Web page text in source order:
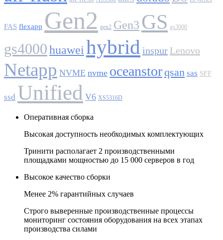
FAS flexapp Gen2 gen2 Gen3 GS gs3000
gs4000huawei hybrid inspur Lenovo
Netapp NVME nvme oceanstorqsan sas SFF
ssd Unified V6 XS5316D
Оперативная сборка
Высокая доступность необходимых комплектующих
Тринити располагает 2 производственными
площадками мощностью до 15 000 серверов в год
Высокое качество сборки
Менее 2% гарантийных случаев
Строго выверенные производственные процессы
мониторинг состояния оборудования на всех этапах
производства силами